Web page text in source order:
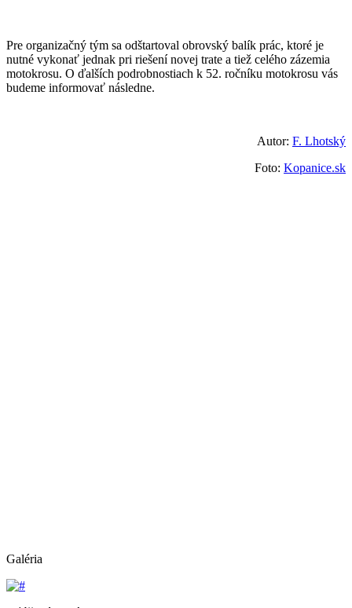
Pre organizačný tým sa odštartoval obrovský balík prác, ktoré je
nutné vykonať jednak pri riešení novej trate a tiež celého zázemia
motokrosu. O ďalších podrobnostiach k 52. ročníku motokrosu vás
budeme informovať následne.
Autor: F. Lhotský
Foto: Kopanice.sk
Galéria